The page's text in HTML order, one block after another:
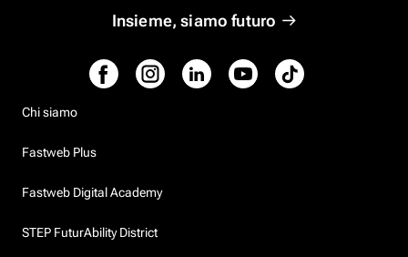
Insieme, siamo futuro
Chi siamo
Fastweb Plus
Fastweb Digital Academy
STEP FuturAbility District